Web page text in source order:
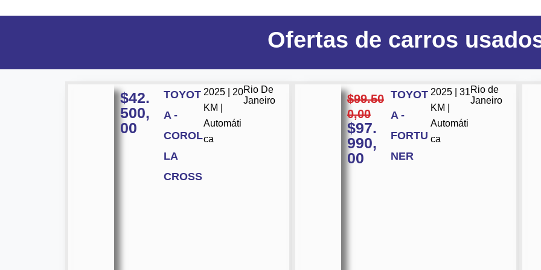
Ofertas de carros
$42.
500,
00
TOYOT
A -
COROL
LA
CROSS
2025 | 20
KM |
Automáti
ca
Rio De
Janeiro
$99.50
0,00
$97.
990,
00
TOYOT
A -
FORTU
NER
2025 | 31
KM |
Automáti
ca
Rio de
Janeiro